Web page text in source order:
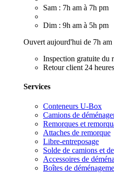
Sam : 7h am à 7h pm
Dim : 9h am à 5h pm
Ouvert aujourd'hui de 7h am
Inspection gratuite du
Retour client 24 heures
Services
Conteneurs U-Box
Camions de
Remorques et
Attaches de remorque
Libre-entreposage
Solde de camions et
Accessoires de
Boîtes de